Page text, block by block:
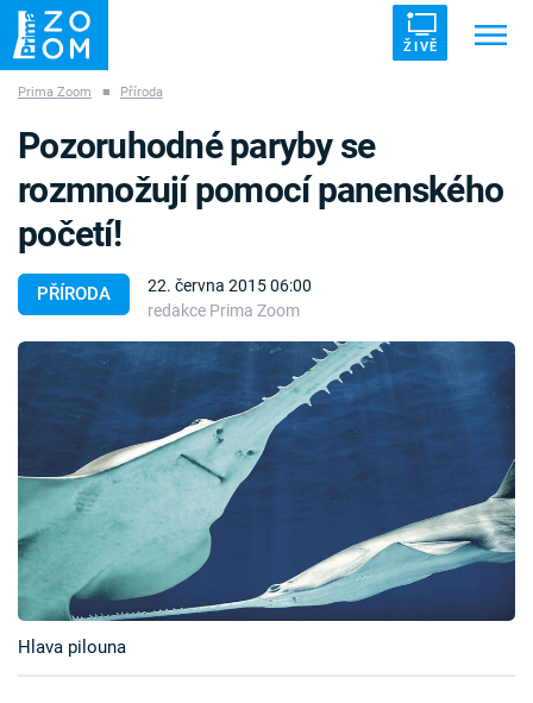
ŽIVĚ
ZÁHADY VETŘELCI DÁVNOVĚKU
Témata
Témata
Pořady
TV Program
Časopis
Sledujte prima+
Prima Zoom ■ Příroda
PŘÍRODA
22. června 2015 06:00
redakce Prima Zoom
Pozoruhodné paryby se
rozmnožují pomocí panenského
početí!
Hlava pilouna